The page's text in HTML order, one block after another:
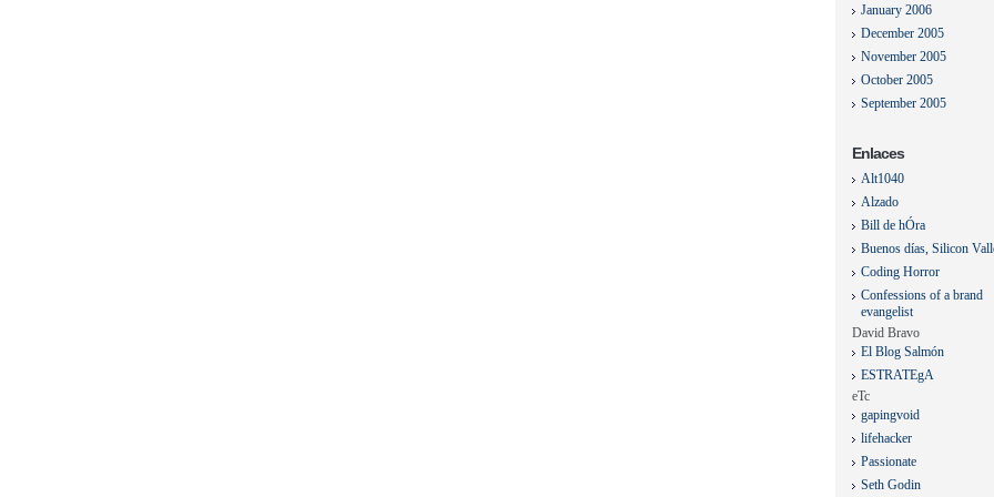
January 2006
December 2005
November 2005
October 2005
September 2005
Enlaces
Alt1040
Alzado
Bill de hÓra
Buenos días, Silicon
Coding Horror
Confessions of a brand
evangelist
David Bravo
El Blog Salmón
ESTRATEgA
eTc
gapingvoid
lifehacker
Passionate
Seth Godin